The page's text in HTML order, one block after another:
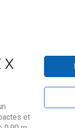
X
et